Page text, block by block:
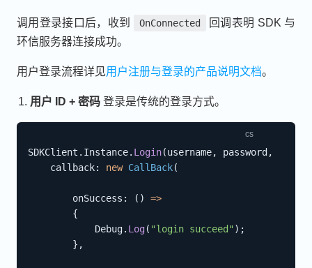
调用登录接口后，收到 OnConnected
回调表明 SDK 与
环信服务器连接成功。
用户登录流程详见用户注册与登录的产品说明文档。
用户 ID + 密码 登录是传统的登录方式。
SDKClient . Instance. Login(username, password ,
callback: new CallBack(
onSuccess : ( )
=>
{
            Debug
. Log( "login succeed" ) ;
} ,